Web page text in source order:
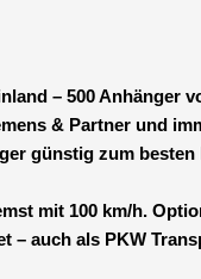
– 500 Anhänger
& Partner und
günstig zum besten
mit 100 km/h.
– auch als PKW